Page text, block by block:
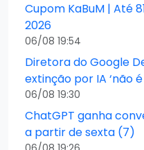
Cupom KaBuM | Até
2026
06/08 19:54
Diretora do Google
extinção por IA ‘não é
06/08 19:30
ChatGPT ganha
a partir de sexta (7)